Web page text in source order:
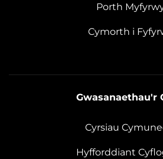
Porth
Cymorth i
Gwasanaethau'r
Cyrsiau
Hyfforddiant